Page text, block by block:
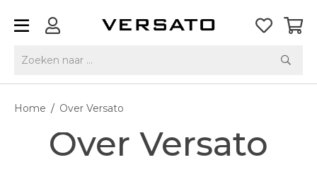
Home / Over Versato
Over Versato